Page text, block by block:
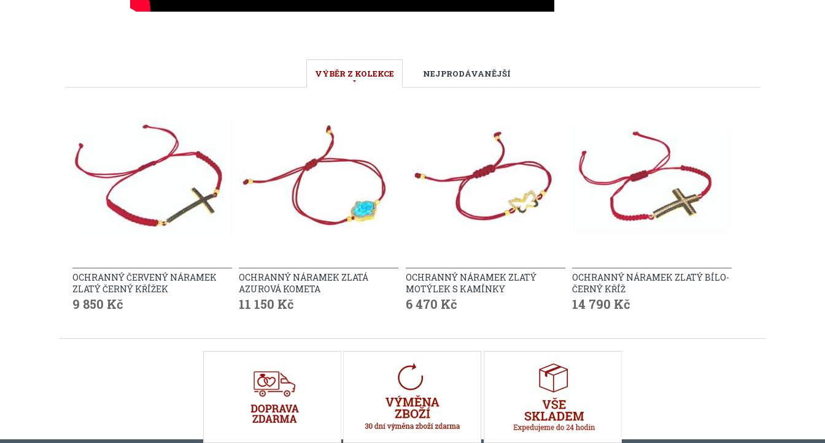
VÝBĚR Z KOLEKCE NEJPRODÁVANĚJŠÍ
OCHRANNÝ ČERVENÝ NÁRAMEK
ZLATÝ ČERNÝ KŘÍŽEK
9 850 Kč
OCHRANNÝ NÁRAMEK ZLATÁ
AZUROVÁ KOMETA
11 150 Kč
OCHRANNÝ NÁRAMEK ZLATÝ
MOTÝLEK S KAMÍNKY
6 470 Kč
OCHRANNÝ NÁRAMEK ZLATÝ BÍLO-
ČERNÝ KŘÍŽ
14 790 Kč